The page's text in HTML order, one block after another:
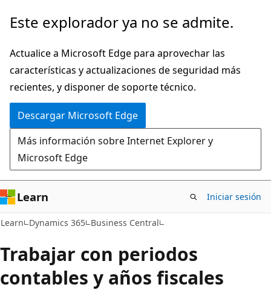
Ir
contenido
principal
Este explorador ya no se admite.
Actualice a Microsoft Edge para aprovechar las
características y actualizaciones de seguridad más
recientes, y disponer de soporte técnico.
Descargar Microsoft Edge
Más información sobre Internet Explorer y
Microsoft Edge
Learn Iniciar sesión
Learn Dynamics 365 Business Central
Trabajar con periodos
contables y años fiscales